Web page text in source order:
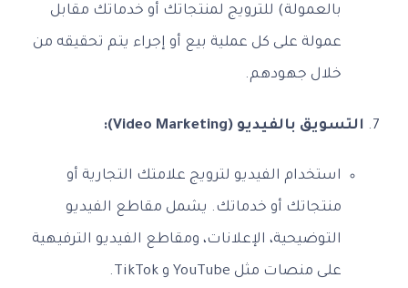
بالعمولة) للترويج لمنتجاتك أو خدماتك مقابل
عمولة على كل عملية بيع أو إجراء يتم تحقيقه من
خلال جهودهم.
التسويق بالفيديو (Video Marketing):
استخدام الفيديو لترويج علامتك التجارية أو
منتجاتك أو خدماتك. يشمل مقاطع الفيديو
التوضيحية، الإعلانات، ومقاطع الفيديو الترفيهية
على منصات مثل YouTube و TikTok.